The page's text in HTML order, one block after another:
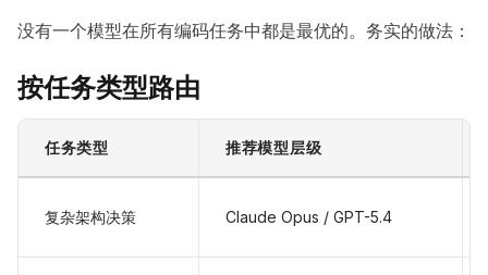
没有一个模型在所有编码任务中都是最优的。务实的做法：
按任务类型路由
任务类型 推荐模型层级
复杂架构决策 Claude Opus / GPT-5.4